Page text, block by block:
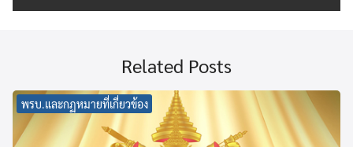
Related Posts
พรบ.และกฏหมายที่เกี่ยวข้อง